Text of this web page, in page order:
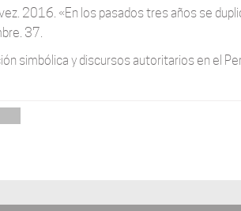
2016. «En los pasados tres años se
37.
simbólica y discursos autoritarios en el